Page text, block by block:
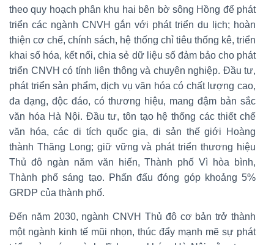
theo quy hoạch phân khu hai bên bờ sông Hồng để phát
triển các ngành CNVH gắn với phát triển du lịch; hoàn
thiện cơ chế, chính sách, hệ thống chỉ tiêu thống kê, triển
khai số hóa, kết nối, chia sẻ dữ liệu số đảm bảo cho phát
triển CNVH có tính liên thông và chuyên nghiệp. Đầu tư,
phát triển sản phẩm, dịch vụ văn hóa có chất lượng cao,
đa dạng, độc đáo, có thương hiệu, mang đậm bản sắc
văn hóa Hà Nội. Đầu tư, tôn tạo hệ thống các thiết chế
văn hóa, các di tích quốc gia, di sản thế giới Hoàng
thành Thăng Long; giữ vững và phát triển thương hiệu
Thủ đô ngàn năm văn hiến, Thành phố Vì hòa bình,
Thành phố sáng tạo. Phấn đấu đóng góp khoảng 5%
GRDP của thành phố.
Đến năm 2030, ngành CNVH Thủ đô cơ bản trở thành
một ngành kinh tế mũi nhọn, thúc đẩy mạnh mẽ sự phát